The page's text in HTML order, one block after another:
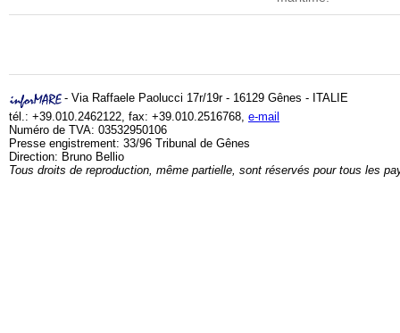
- Via Raffaele Paolucci 17r/19r - 16129 Gênes - ITALIE
tél.: +39.010.2462122, fax: +39.010.2516768, e-mail
Numéro de TVA: 03532950106
Presse engistrement: 33/96 Tribunal de Gênes
Direction: Bruno Bellio
Tous droits de reproduction, même partielle, sont réservés pour tous les